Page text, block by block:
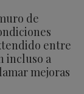
de
entre
incluso a
mejoras